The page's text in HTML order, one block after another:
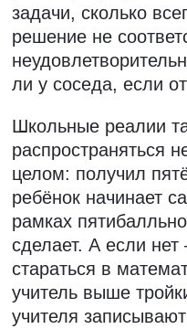
задачи, сколько
решение не
ли у соседа, если
Школьные реалии
распространяться
целом: получил
ребёнок начинает
рамках
сделает. А если
стараться в
учитель выше
учителя